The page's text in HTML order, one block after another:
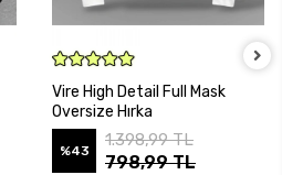
Vire High Detail Full Mask
Oversize Hırka
%43
1.398,99 TL
798,99 TL